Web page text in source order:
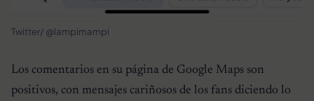
Twitter/ @lampimampi
Los comentarios en su página de Google Maps son
positivos, con mensajes cariñosos de los fans diciendo lo